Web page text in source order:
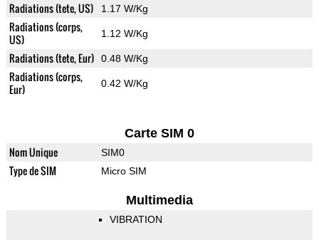
Radiations (tete, US) 1.17 W/Kg
Radiations (corps,
US)
1.12 W/Kg
Radiations (tete, Eur) 0.48 W/Kg
Radiations (corps,
Eur)
0.42 W/Kg
Carte SIM 0
Nom Unique SIM0
Type de SIM Micro SIM
Multimedia
VIBRATION